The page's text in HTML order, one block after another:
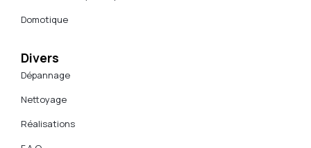
Domotique
Divers
Dépannage
Nettoyage
Réalisations